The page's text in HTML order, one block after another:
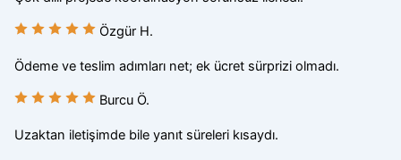
Özgür H.
Ödeme ve teslim adımları net; ek ücret sürprizi olmadı.
Burcu Ö.
Uzaktan iletişimde bile yanıt süreleri kısaydı.